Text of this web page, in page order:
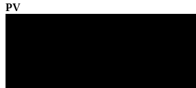
PV